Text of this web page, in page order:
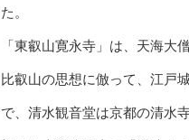
た。
「東叡山寛永寺」は、天海大
比叡山の思想に倣って、江戸
で、清水観音堂は京都の清水